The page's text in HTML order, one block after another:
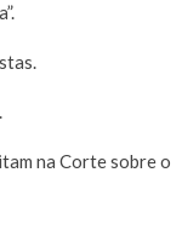
na Corte sobre o